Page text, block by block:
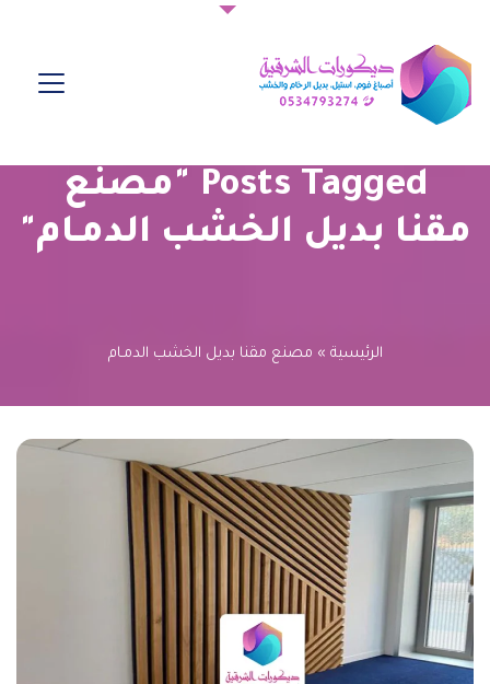
Posts Tagged "مصنع
مقنا بديل الخشب الدمـام"
الرئيسية » مصنع مقنا بديل الخشب الدمـام